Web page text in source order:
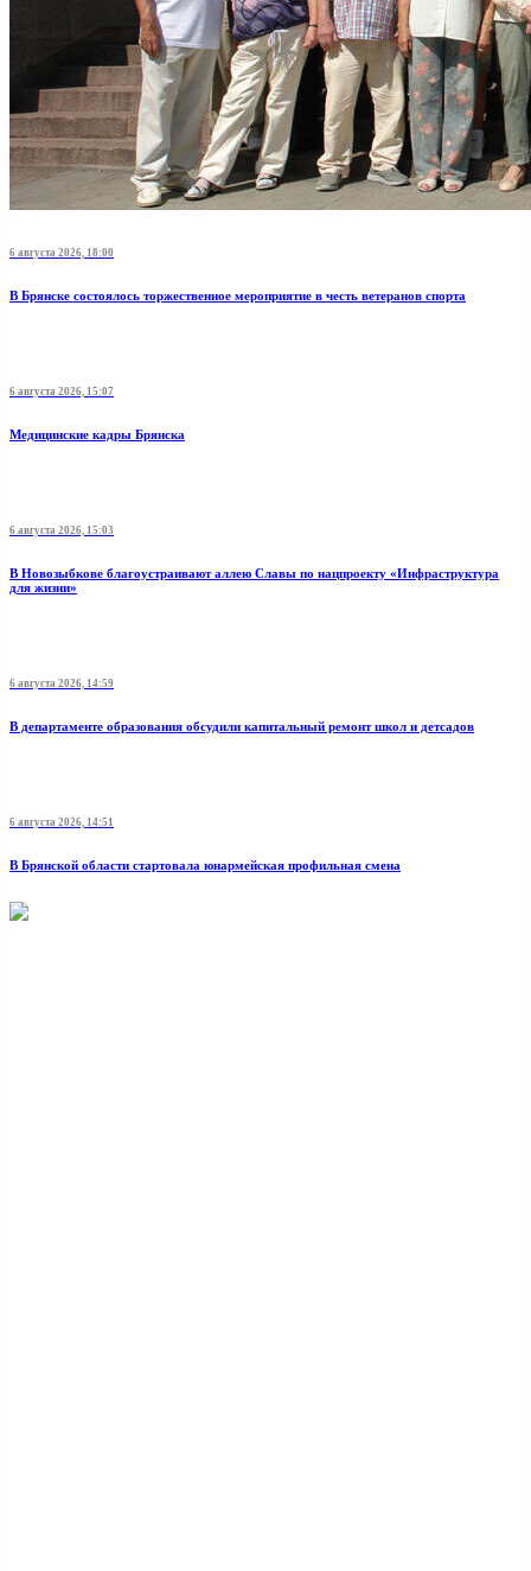
6 августа 2026, 18:00
В Брянске состоялось торжественное мероприятие в честь ветеранов спорта
6 августа 2026, 15:07
Медицинские кадры Брянска
6 августа 2026, 15:03
В Новозыбкове благоустраивают аллею Славы по нацпроекту «Инфраструктура
для жизни»
6 августа 2026, 14:59
В департаменте образования обсудили капитальный ремонт школ и детсадов
6 августа 2026, 14:51
В Брянской области стартовала юнармейская профильная смена